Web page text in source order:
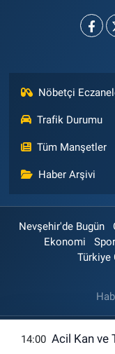
Nöbetçi
Trafik Durumu
Tüm Manşetler
Haber Arşivi
Nevşehir'de Bugün
Ekonomi
Spor
Türkiye
14:00 Acil Kan ve